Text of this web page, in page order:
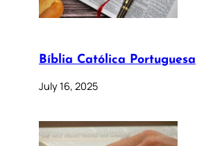
Bíblia Católica Portuguesa
July 16, 2025